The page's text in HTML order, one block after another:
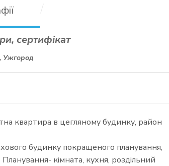
сертифікат
квартира в цегляному будинку, район
будинку покращеного планування,
кімната, кухня, роздільний